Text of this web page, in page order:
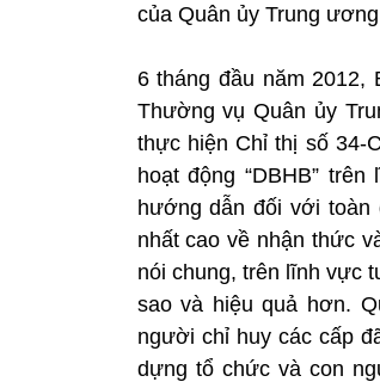
của Quân ủy Trung
6 tháng đầu năm 2012,
Thường vụ Quân ủy
thực hiện Chỉ thị số 34-
hoạt động “DBHB”
hướng dẫn đối với toàn
nhất cao về nhận thức
nói chung, trên lĩnh vực
sao và hiệu quả hơn.
người chỉ huy các cấp
dựng tổ chức và con